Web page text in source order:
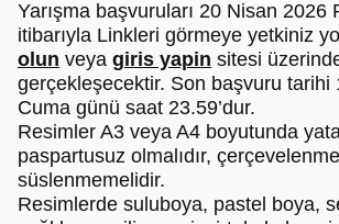
Yarışma başvuruları 20 Nisan 2026
itibarıyla Linkleri görmeye yetkiniz
olun veya giris yapin sitesi
gerçekleşecektir. Son başvuru tarihi
Cuma günü saat 23.59’dur.
Resimler A3 veya A4 boyutunda
paspartusuz olmalıdır,
süslenmemelidir.
Resimlerde suluboya, pastel boya,